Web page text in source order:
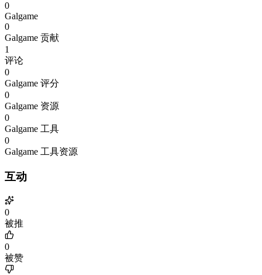
0
Galgame
0
Galgame 贡献
1
评论
0
Galgame 评分
0
Galgame 资源
0
Galgame 工具
0
Galgame 工具资源
互动
0
被推
0
被赞